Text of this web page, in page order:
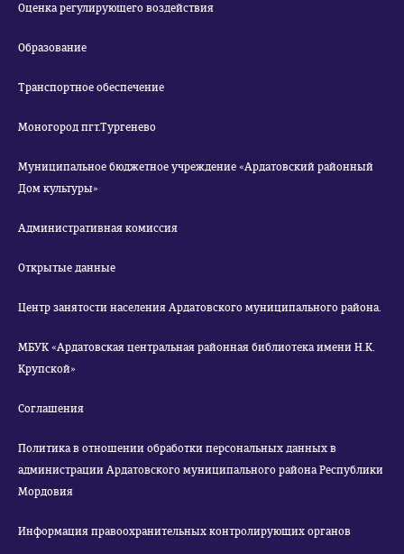
Оценка регулирующего воздействия
Образование
Транспортное обеспечение
Моногород пгт.Тургенево
Муниципальное бюджетное учреждение «Ардатовский районный
Дом культуры»
Административная комиссия
Открытые данные
Центр занятости населения Ардатовского муниципального района.
МБУК «Ардатовская центральная районная библиотека имени Н.К.
Крупской»
Соглашения
Политика в отношении обработки персональных данных в
администрации Ардатовского муниципального района Республики
Мордовия
Информация правоохранительных контролирующих органов